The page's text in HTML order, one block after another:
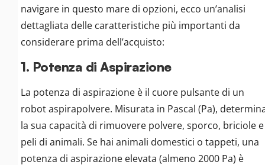
navigare in questo mare di opzioni, ecco un’analisi
dettagliata delle caratteristiche più importanti da
considerare prima dell’acquisto:
1. Potenza di Aspirazione
La potenza di aspirazione è il cuore pulsante di un
robot aspirapolvere. Misurata in Pascal (Pa),
la sua capacità di rimuovere polvere, sporco, briciole e
peli di animali. Se hai animali domestici o tappeti, una
potenza di aspirazione elevata (almeno 2000 Pa) è